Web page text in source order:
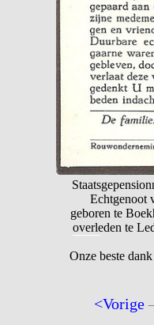
Echtgenoot
geboren te
overleden te
Onze beste
<Vorige